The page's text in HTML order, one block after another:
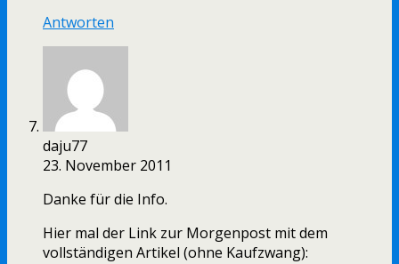
Antworten
daju77
23. November 2011
Danke für die Info.
Hier mal der Link zur Morgenpost mit dem
vollständigen Artikel (ohne Kaufzwang):